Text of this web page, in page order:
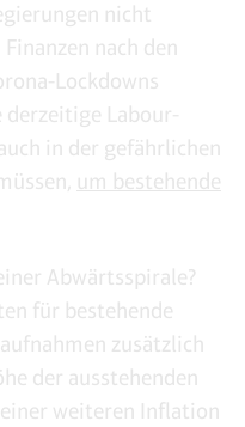
nicht
nach den
Lockdowns
Labour-
in der gefährlichen
um bestehende
Abwärtsspirale?
für bestehende
zusätzlich
der ausstehenden
weiteren Inflation